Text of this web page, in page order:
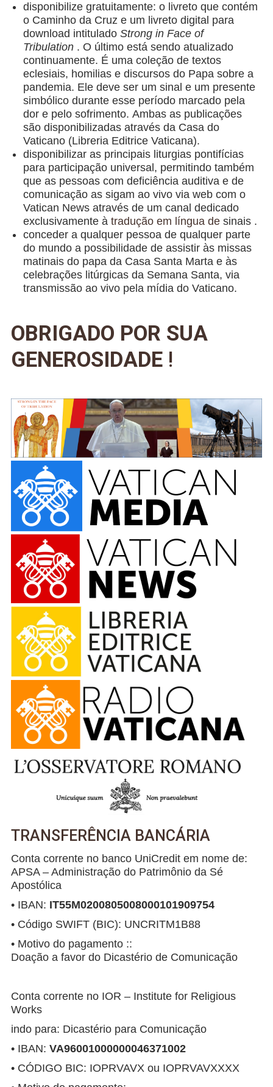
disponibilize gratuitamente: o livreto que contém
o Caminho da Cruz e um livreto digital para
download intitulado Strong in Face of
Tribulation. O último está sendo atualizado
continuamente. É uma coleção de textos
eclesiais, homilias e discursos do Papa sobre a
pandemia. Ele deve ser um sinal e um presente
simbólico durante esse período marcado pela
dor e pelo sofrimento. Ambas as publicações
são disponibilizadas através da Casa do
Vaticano (Libreria Editrice Vaticana).
disponibilizar as principais liturgias pontifícias
para participação universal, permitindo também
que as pessoas com deficiência auditiva e de
comunicação as sigam ao vivo via web com o
Vatican News através de um canal dedicado
exclusivamente à tradução em língua desinais .
conceder a qualquer pessoa de qualquer parte
do mundo a possibilidade de assistir às missas
matinais do papa da Casa Santa Marta e às
celebrações litúrgicas da Semana Santa, via
transmissão ao vivo pela mídia do Vaticano.
OBRIGADO POR SUA
GENEROSIDADE!
TRANSFERÊNCIA BANCÁRIA
Conta corrente no banco UniCredit em nome de:
APSA – Administração do Patrimônio da Sé
Apostólica
• IBAN: IT55M0200805008000101909754
• Código SWIFT (BIC): UNCRITM1B88
• Motivo do pagamento ::
Doação a favor do Dicastério de Comunicação
Conta corrente no IOR – Institute for Religious
Works
indo para: Dicastério para Comunicação
• IBAN: VA96001000000046371002
• CÓDIGO BIC: IOPRVAVX ou IOPRVAVXXXX